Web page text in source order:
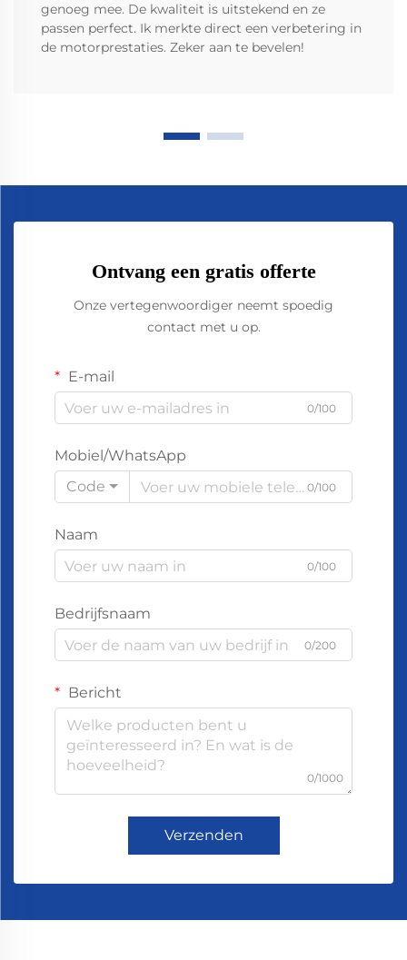
genoeg mee. De kwaliteit is uitstekend en ze
passen perfect. Ik merkte direct een verbetering in
de motorprestaties. Zeker aan te bevelen!
Ontvang een gratis offerte
Onze vertegenwoordiger neemt spoedig
contact met u op.
E-mail
0/100
Mobiel/WhatsApp
Code
0/100
Naam
0/100
Bedrijfsnaam
0/200
Bericht
0/1000
Verzenden